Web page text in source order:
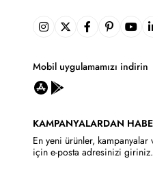
Mobil uygulamamızı indirin
KAMPANYALARDAN
En yeni ürünler, kampanyalar
için e-posta adresinizi giriniz.